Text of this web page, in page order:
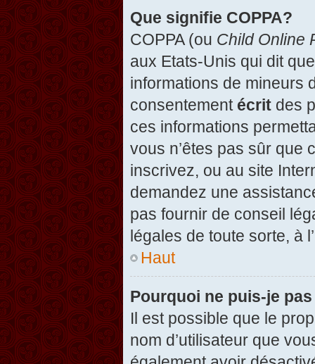
Que signifie COPPA?
COPPA (ou Child Online
aux Etats-Unis qui dit
informations de mineurs
consentement écrit des
ces informations
vous n’êtes pas sûr que
inscrivez, ou au site
demandez une
pas fournir de conseil
légales de toute sorte, à
Haut
Pourquoi ne puis-je
Il est possible que le
nom d’utilisateur que